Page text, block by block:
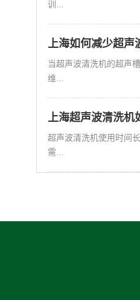
训...
上海如何减少超声
当超声波清洗机的超声
维...
上海超声波清洗机
超声波清洗机使用时间
需...